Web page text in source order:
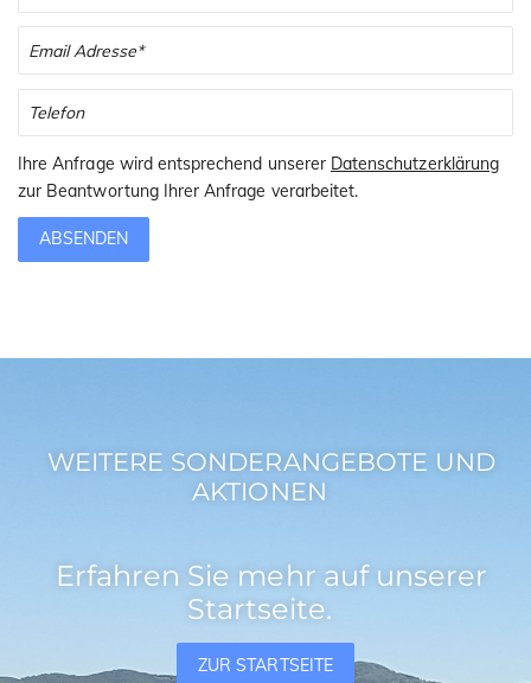
Ihre Anfrage wird entsprechend unserer Datenschutzerklärung
zur Beantwortung Ihrer Anfrage verarbeitet.
ABSENDEN
WEITERE SONDERANGEBOTE UND
AKTIONEN
Erfahren Sie mehr auf unserer
Startseite.
ZUR STARTSEITE